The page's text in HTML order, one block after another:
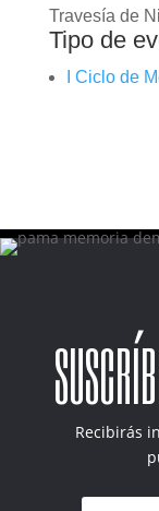
Travesía de
Tipo de
I Ciclo de
Recibirás